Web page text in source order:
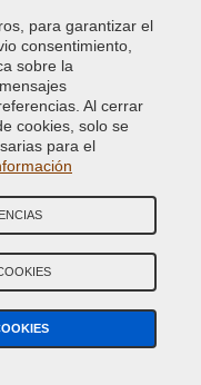
Reserved.
sociales
para garantizar el
consentimiento,
sobre la
Al cerrar
cookies, solo se
para el